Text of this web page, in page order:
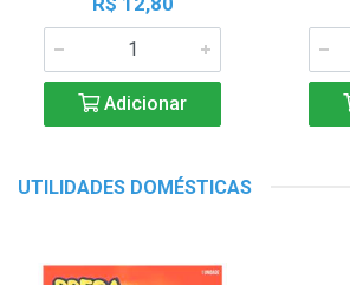
Adicionar
UTILIDADES DOMÉSTICAS